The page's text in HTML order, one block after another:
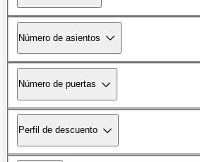
Número de asientos
Número de puertas
Perfil de descuento